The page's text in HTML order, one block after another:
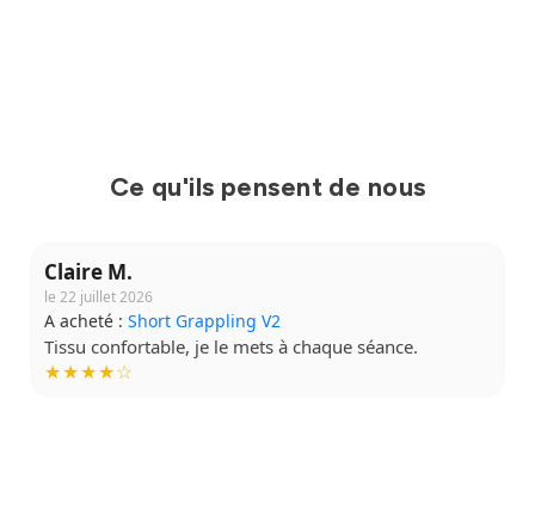
Ce qu'ils pensent de nous
Claire M.
le 22 juillet 2026
A acheté : Short Grappling V2
Tissu confortable, je le mets à chaque séance.
★★★★☆